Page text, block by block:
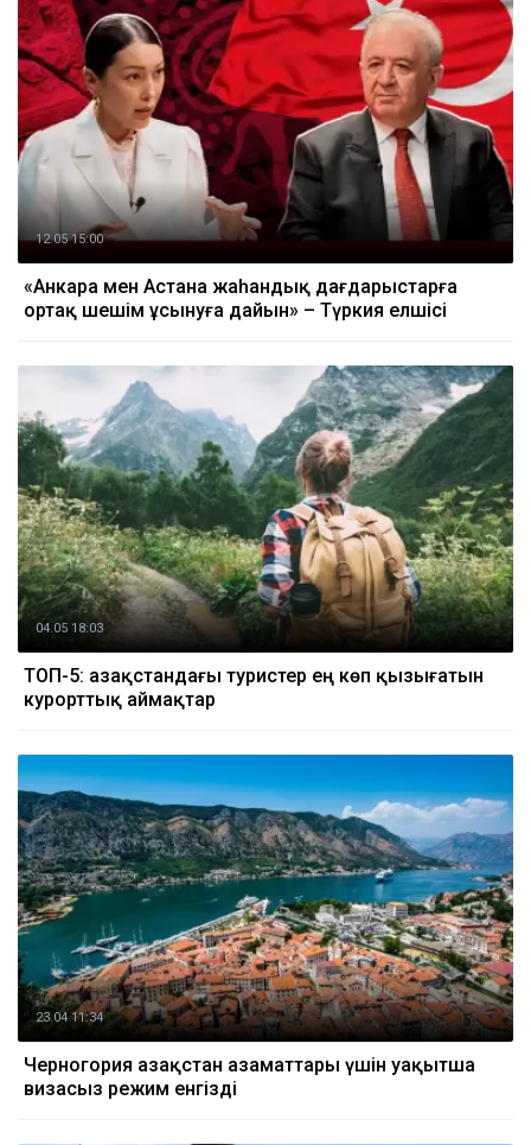
12.05 15:00
«Анкара мен Астана жаһандық дағдарыстарға
ортақ шешім ұсынуға дайын» – Түркия елшісі
04.05 18:03
ТОП-5: Қазақстандағы туристер ең көп қызығатын
курорттық аймақтар
23.04 11:34
Черногория Қазақстан азаматтары үшін уақытша
визасыз режим енгізді